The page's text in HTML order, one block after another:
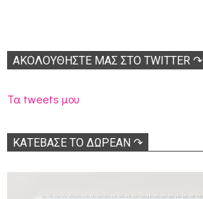
ΑΚΟΛΟΥΘΉΣΤΕ ΜΑΣ ΣΤΟ TWITTER ↷
Τα tweets μου
ΚΑΤΕΒΑΣΕ ΤΟ ΔΩΡΕΑΝ ↷